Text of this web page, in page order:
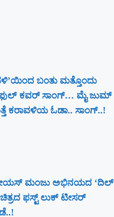
ಬಂತು ಮತ್ತೊಂದು
ಕವರ್ ಸಾಂಗ್… ಮೈ ಜುಮ್
ಕರಾವಳಿಯ ಓಡಾ.. ಸಾಂಗ್‌..!
ಮಂಜು ಅಭಿನಯದ ‘ದಿಲ್
ಫಸ್ಟ್ ಲುಕ್ ಟೀಸರ್